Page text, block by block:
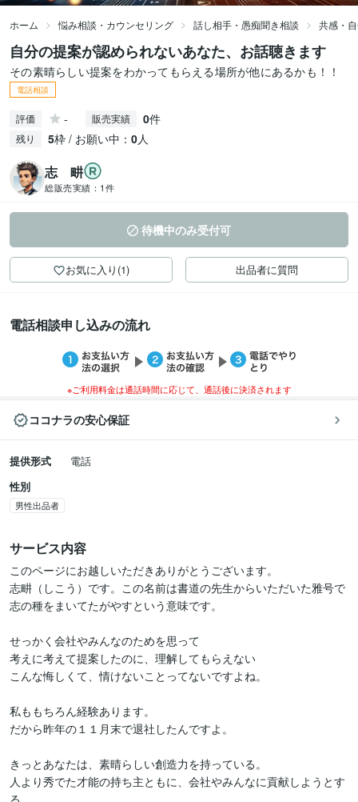
ホーム 悩み相談・カウンセリング 話し相手・愚痴聞き相談 共感・
自分の提案が認められないあなた、お話聴きます
その素晴らしい提案をわかってもらえる場所が他にあるかも！！
電話相談
評価 - 販売実績 0件
残り 5枠 / お願い中： 0人
志 畊
総販売実績： 1件
待機中のみ受付可
お気に入り(1) 出品者に質問
電話相談申し込みの流れ
※ご利用料金は通話時間に応じて、通話後に決済されます
ココナラの安心保証
提供形式
電話
性別
男性出品者
サービス内容
このページにお越しいただきありがとうございます。
志畊（しこう）です。この名前は書道の先生からいただいた雅号で
志の種をまいてたがやすという意味です。
せっかく会社やみんなのためを思って
考えに考えて提案したのに、理解してもらえない
こんな悔しくて、情けないことってないですよね。
私ももちろん経験あります。
だから昨年の１１月末で退社したんですよ。
きっとあなたは、素晴らしい創造力を持っている。
人より秀でた才能の持ち主ともに、会社やみんなに貢献しようとす